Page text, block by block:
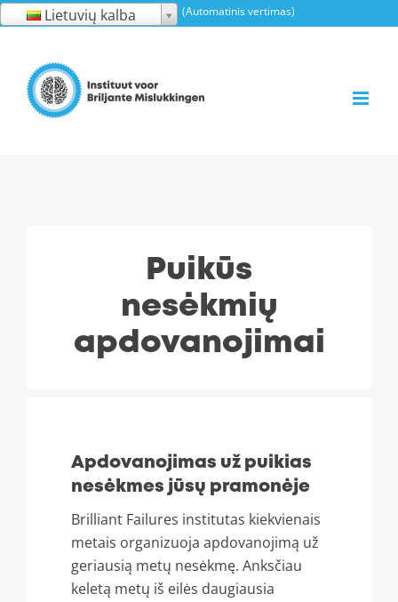
Pereiti
turinio
Lietuvių kalba (Automatinis vertimas)
Puikūs
nesėkmių
apdovanojimai
Apdovanojimas už puikias
nesėkmes jūsų pramonėje
Brilliant Failures institutas kiekvienais
metais organizuoja apdovanojimą už
geriausią metų nesėkmę. Anksčiau
keletą metų iš eilės daugiausia